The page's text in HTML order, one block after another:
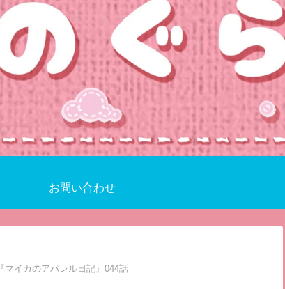
お問い合わせ
『マイカのアパレル日記』044話